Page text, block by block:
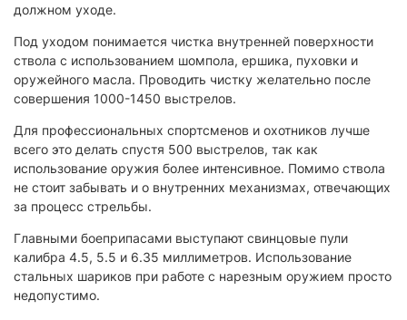
должном уходе.
Под уходом понимается чистка внутренней поверхности
ствола с использованием шомпола, ершика, пуховки и
оружейного масла. Проводить чистку желательно после
совершения 1000-1450 выстрелов.
Для профессиональных спортсменов и охотников лучше
всего это делать спустя 500 выстрелов, так как
использование оружия более интенсивное. Помимо ствола
не стоит забывать и о внутренних механизмах, отвечающих
за процесс стрельбы.
Главными боеприпасами выступают свинцовые пули
калибра 4.5, 5.5 и 6.35 миллиметров. Использование
стальных шариков при работе с нарезным оружием просто
недопустимо.